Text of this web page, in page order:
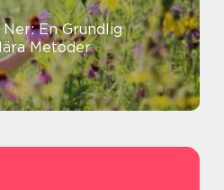
En Grundlig
Metoder